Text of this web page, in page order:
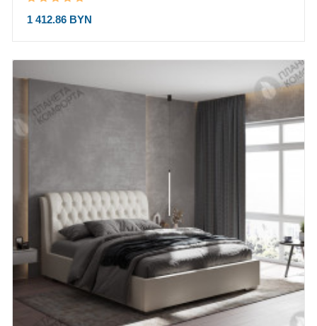
1 412.86 BYN